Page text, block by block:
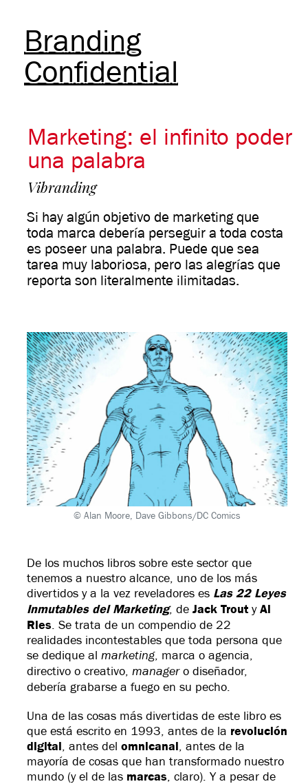
Branding
Confidential
Marketing: el infinito poder
una palabra
Vibranding
Si hay algún objetivo de marketing que
toda marca debería perseguir a toda costa
es poseer una palabra. Puede que sea
tarea muy laboriosa, pero las alegrías que
reporta son literalmente ilimitadas.
© Alan Moore, Dave Gibbons/DC Comics
De los muchos libros sobre este sector que
tenemos a nuestro alcance, uno de los más
divertidos y a la vez reveladores es Las 22 Leyes
Inmutables del Marketing, de Jack Trout y Al
Ries . Se trata de un compendio de 22
realidades incontestables que toda persona que
se dedique al marketing, marca o agencia,
directivo o creativo, managero diseñador,
debería grabarse a fuego en su pecho.
Una de las cosas más divertidas de este libro es
que está escrito en 1993, antes de la revolución
digital , antes del omnicanal , antes de la
mayoría de cosas que han transformado nuestro
mundo (y el de las marcas , claro). Y a pesar de